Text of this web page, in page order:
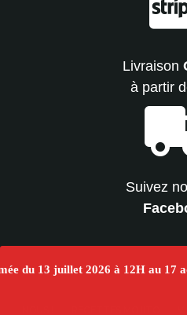
Livraison
à partir
Suivez
du 13 juillet 2026 à 12H au 17